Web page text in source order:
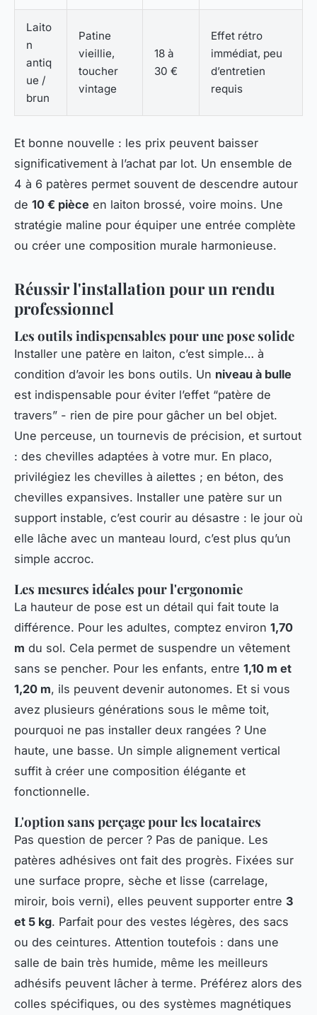
Laito
n
antiq
ue /
brun
Patine
vieillie,
toucher
vintage
18 à
30 €
Effet rétro
immédiat, peu
d’entretien
requis
Et bonne nouvelle : les prix peuvent baisser
significativement à l’achat par lot. Un ensemble de
4 à 6 patères permet souvent de descendre autour
de 10 € pièce en laiton brossé, voire moins. Une
stratégie maline pour équiper une entrée complète
ou créer une composition murale harmonieuse.
Réussir l'installation pour un rendu
professionnel
Les outils indispensables pour une pose solide
Installer une patère en laiton, c’est simple… à
condition d’avoir les bons outils. Un niveau à bulle
est indispensable pour éviter l’effet “patère de
travers” - rien de pire pour gâcher un bel objet.
Une perceuse, un tournevis de précision, et surtout
: des chevilles adaptées à votre mur. En placo,
privilégiez les chevilles à ailettes ; en béton, des
chevilles expansives. Installer une patère sur un
support instable, c’est courir au désastre : le jour où
elle lâche avec un manteau lourd, c’est plus qu’un
simple accroc.
Les mesures idéales pour l'ergonomie
La hauteur de pose est un détail qui fait toute la
différence. Pour les adultes, comptez environ 1,70
m du sol. Cela permet de suspendre un vêtement
sans se pencher. Pour les enfants, entre 1,10 m et
1,20 m, ils peuvent devenir autonomes. Et si vous
avez plusieurs générations sous le même toit,
pourquoi ne pas installer deux rangées ? Une
haute, une basse. Un simple alignement vertical
suffit à créer une composition élégante et
fonctionnelle.
L'option sans perçage pour les locataires
Pas question de percer ? Pas de panique. Les
patères adhésives ont fait des progrès. Fixées sur
une surface propre, sèche et lisse (carrelage,
miroir, bois verni), elles peuvent supporter entre 3
et 5 kg. Parfait pour des vestes légères, des sacs
ou des ceintures. Attention toutefois : dans une
salle de bain très humide, même les meilleurs
adhésifs peuvent lâcher à terme. Préférez alors des
colles spécifiques, ou des systèmes magnétiques